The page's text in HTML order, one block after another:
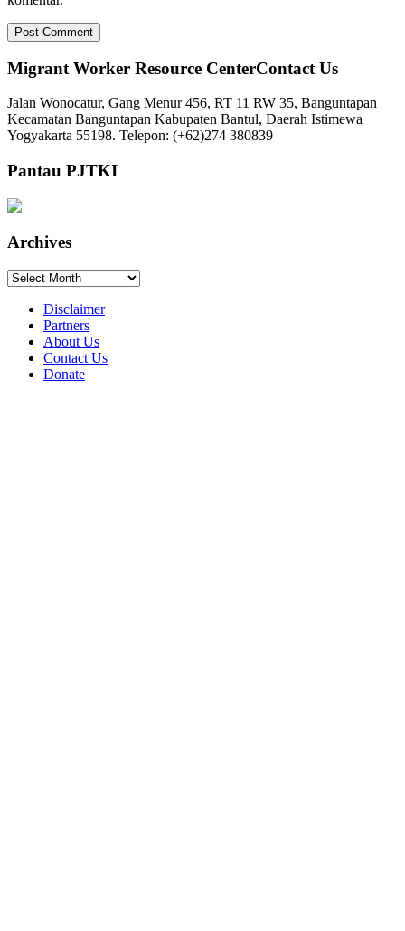
Migrant Worker Resource CenterContact Us
Jalan Wonocatur, Gang Menur 456, RT 11 RW 35, Banguntapan
Kecamatan Banguntapan Kabupaten Bantul, Daerah Istimewa
Yogyakarta 55198. Telepon: (+62)274 380839
Pantau PJTKI
Archives
Archives
Disclaimer
Partners
About Us
Contact Us
Donate